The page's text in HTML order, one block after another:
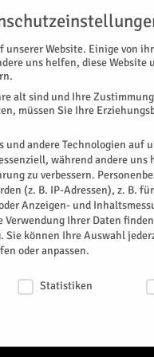
Weiberfastnachts-Bilanz
Bilanz
zum Karneval zählte die
Das waren 20
9, 2018 107
Twitter
unserer Website. Einige von
uns helfen, diese Website
alt sind und Ihre
müssen Sie Ihre
und andere Technologien auf
während andere uns
zu verbessern.
(z. B. IP-Adressen), z. B.
Anzeigen- und
Verwendung Ihrer Daten
. Sie können Ihre Auswahl
oder anpassen.
Statistiken